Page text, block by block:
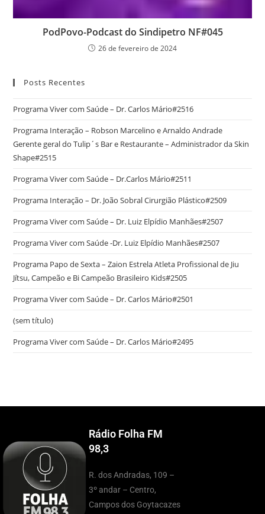
PodPovo-Podcast do Sindipetro NF#045
26 de fevereiro de 2024
Posts Recentes
Programa Viver com Saúde – Dr. Carlos Mário#2516
Programa Interação – Robson Marcelino e Arnaldo Andrade
Gerente geral do Tulip´s Bar e Restaurante – Administrador da Skin
Shape#2515
Programa Viver com Saúde – Dr.Carlos Mário#2511
Programa Interação – Dr. João Sobral Cirurgião Plástico#2509
Programa Viver com Saúde – Dr. Luiz Elpídio Manhães#2507
Programa Viver com Saúde -Dr. Luiz Elpídio Manhães#2507
Programa Papo de Sexta – Zaion Estrela Atleta Profissional de Jiu
Jítsu, Campeão e Bi Campeão Brasileiro Kids#2505
Programa Viver com Saúde – Dr. Carlos Mário#2501
(sem título)
Programa Viver com Saúde – Dr. Carlos Mário#2495
Rádio Folha FM
98,3
R. dos Andradas, 109 –
3º andar – Centro,
Campos dos Goytacazes